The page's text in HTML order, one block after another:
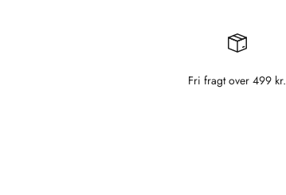
Fri fragt over 499 kr.